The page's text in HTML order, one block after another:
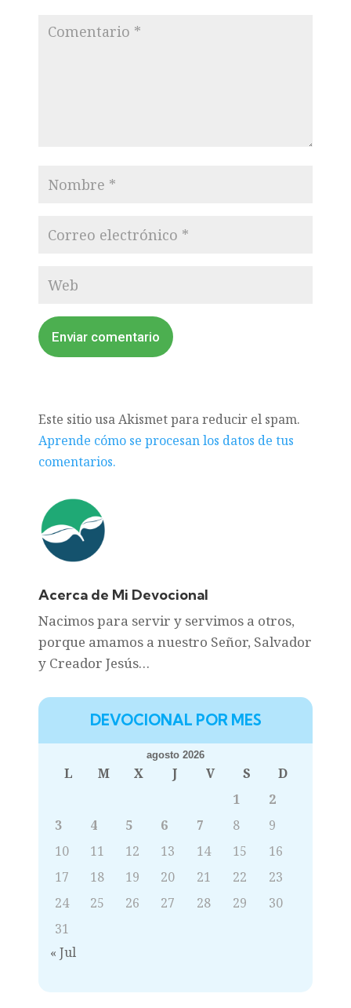
Enviar comentario
Este sitio usa Akismet para reducir el spam.
Aprende cómo se procesan los datos de tus
comentarios.
Acerca de Mi Devocional
Nacimos para servir y servimos a otros,
porque amamos a nuestro Señor, Salvador
y Creador Jesús…
DEVOCIONAL POR MES
agosto 2026
L M X J V S
D
1
2
3
4 5 6 7 8
9
10
11 12 13 14 15
16
17
18 19 20 21 22
23
24
25 26 27 28 29
30
31
« Jul